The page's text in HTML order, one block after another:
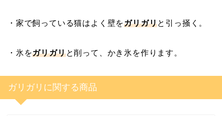
・家で飼っている猫はよく壁をガリガリと引っ掻く。
・氷をガリガリと削って、かき氷を作ります。
ガリガリに関する商品